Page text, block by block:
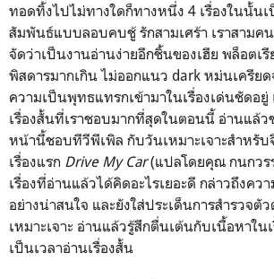
ทอดทิ้งไปไม่ทางใดก็ทางหนึ่ง 4 เรื่องในนั้นเ
สัมพันธ์แบบลอบคบชู้ รักสามเศร้า เราสามค
จัดว่าเป็นงานอ่านง่ายอีกชิ้นของเฮีย พล็อตเรี
พิสดารมากเกิน ไม่ออกแนว dark หม่นเครีย
ความเป็นพุทธแทรกเข้ามาในเรื่องเด่นชัดอยู่
เรื่องสั้นที่เราชอบมากที่สุดในตอนนี้ อ่านแล้
หน้านี้ชอบทีวีพีเพิล กับวันเหมาะเจาะสำหรับ
เรื่องแรก Drive My Car(แปลโดยคุณ กนกวร
เรื่องที่อ่านแล้วได้คิดอะไรเยอะดี กล่าวถึงค
อย่างน่าสนใจ และยังใส่ประเด็นการสำรวจตั
เหมาะเจาะ อ่านแล้วรู้สึกตื่นเต้นกับเนื้อหาใน
เป็นเวลาอ่านเรื่องสั้น